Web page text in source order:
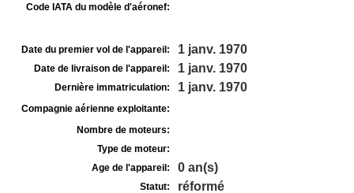
Code IATA du modèle d'aéronef:
Date du premier vol de l'appareil: 1 janv. 1970
Date de livraison de l'appareil: 1 janv. 1970
Dernière immatriculation: 1 janv. 1970
Compagnie aérienne exploitante:
Nombre de moteurs:
Type de moteur:
Age de l'appareil:
0 an(s)
Statut: réformé